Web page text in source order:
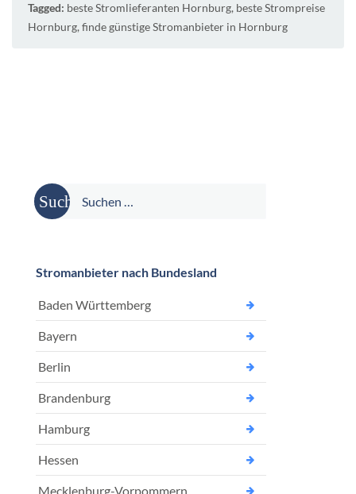
Tagged: beste Stromlieferanten Hornburg, beste Strompreise
Hornburg, finde günstige Stromanbieter in Hornburg
Suche
nach:
Stromanbieter nach Bundesland
Baden Württemberg
Bayern
Berlin
Brandenburg
Hamburg
Hessen
Mecklenburg-Vorpommern